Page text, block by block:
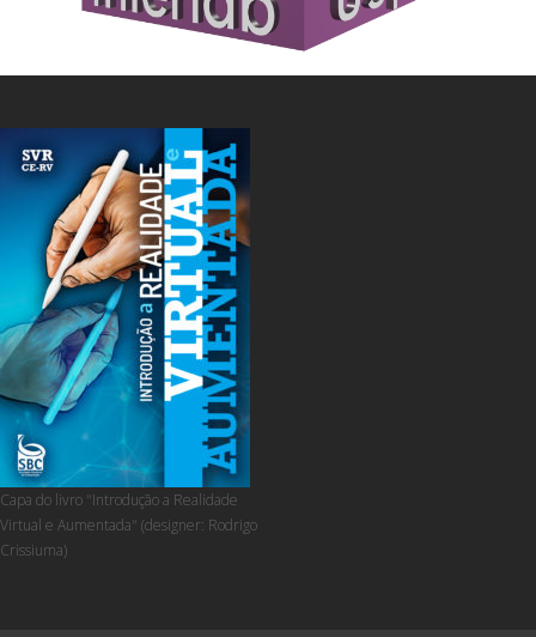
Capa do livro "Introdução a Realidade
Virtual e Aumentada" (designer: Rodrigo
Crissiuma)